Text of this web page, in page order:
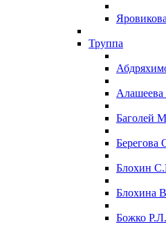
Труппа
Баголей
Берегова
Блохин
Блохина
Божко Р.Л.